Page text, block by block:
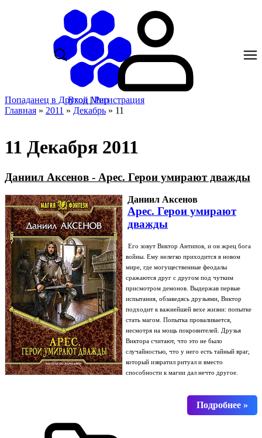
Попаданец в Другой Мир
Вход |Регистрация
Главная » 2011 » Декабрь » 11
11 Декабря 2011
Даниил Аксенов - Арес. Герои умирают дважды
Даниил Аксенов
Арес. Герои умирают
дважды
Его зовут Виктор Антипов, и он жрец бога
войны. Ему нелегко приходится в новом
мире, где могущественные феодалы
сражаются друг с другом под чутким
присмотром демонов. Выдержав первые
испытания, обзаведясь друзьями, Виктор
подходит к важнейшей вехе жизни: попытке
стать магом. Попытка проваливается,
несмотря на мощь покровителей. Друзья
Виктора считают, что это не было
случайностью, что у него есть тайный враг,
который извратил ритуал и вместо
способности к магии дал нечто другое.